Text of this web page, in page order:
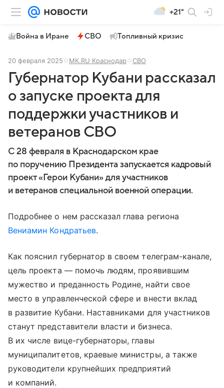
+21°
Война в Иране СВО Топливный кризис
20 февраля 2025 МК.RU Краснодар СВО
Губернатор Кубани рассказал
о запуске проекта для
поддержки участников и
ветеранов СВО
С 28 февраля в Краснодарском крае
по поручению Президента запускается кадровый
проект «Герои Кубани» для участников
и ветеранов специальной военной операции.
Подробнее о нем рассказал глава региона
Вениамин Кондратьев.
Как пояснил губернатор в своем телеграм-канале,
цель проекта — помочь людям, проявившим
мужество и преданность Родине, найти свое
место в управленческой сфере и внести вклад
в развитие Кубани. Наставниками для участников
станут представители власти и бизнеса.
В их числе вице-губернаторы, главы
муниципалитетов, краевые министры, а также
руководители крупнейших предприятий
и компаний.